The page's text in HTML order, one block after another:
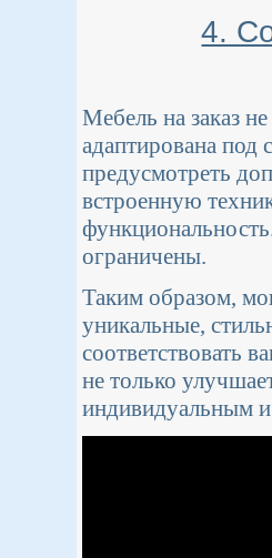
4.
Мебель на заказ
адаптирована
предусмотреть
встроенную
ограничены.
Таким образом,
уникальные,
соответствовать
не только
индивидуальным